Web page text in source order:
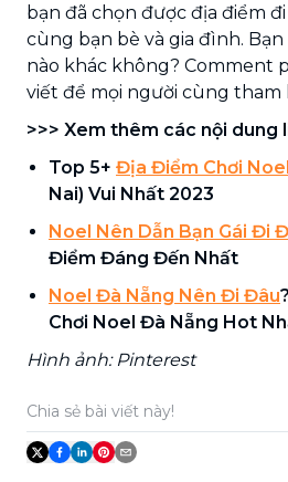
bạn đã chọn được địa điểm
cùng bạn bè và gia đình.
nào khác không? Comment
viết để mọi người cùng tham
>>> Xem thêm các nội dung
Top 5+ Địa Điểm Chơi
Nai) Vui Nhất 2023
Noel Nên Dẫn Bạn Gái Đi
Điểm Đáng Đến Nhất
Noel Đà Nẵng Nên Đi Đâu
Chơi Noel Đà Nẵng Hot
Hình ảnh: Pinterest
Chia sẻ bài viết này!